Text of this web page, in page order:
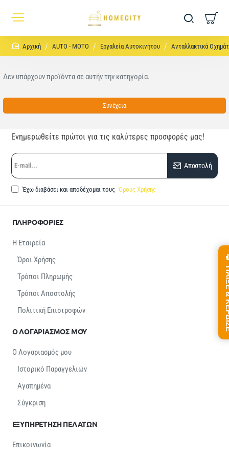
homeAUTO - MOTO Εργαλεία Αυτοκινήτου Ανταλλακτικά
Δεν υπάρχουν προϊόντα σε αυτήν την κατηγορία.
Συνέχεια
Ενημερωθείτε πρώτοι για τις καλύτερες προσφορές μας!
E-
mail...
Αποστολή
Έχω διαβάσει και αποδέχομαι τους Όρους Χρήσης
ΠΛΗΡΟΦΟΡΙΕΣ
Η Εταιρεία
Όροι Χρήσης
Τρόποι Πληρωμής
Τρόποι Αποστολής
Πολιτική Επιστροφών
Ο ΛΟΓΑΡΙΑΣΜΟΣ ΜΟΥ
Ο Λογαριασμός μου
Ιστορικό Παραγγελιών
Αγαπημένα
Σύγκριση
ΕΞΥΠΗΡΕΤΗΣΗ ΠΕΛΑΤΩΝ
Επικοινωνία